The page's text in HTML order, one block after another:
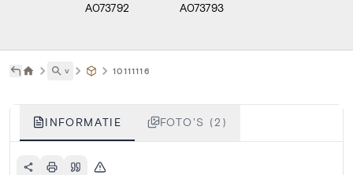
A073792 A073793
˅ 10111116
INFORMATIE FOTO'S (2)